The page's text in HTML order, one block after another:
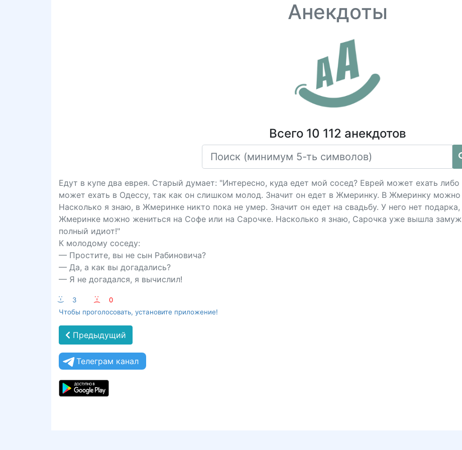
Анекдоты
Всего 10 112 анекдотов
Едут в купе два еврея. Старый думает: "Интересно, куда едет мой сосед? Еврей может ехать
может ехать в Одессу, так как он слишком молод. Значит он едет в Жмеринку. В Жмеринку можно
Насколько я знаю, в Жмеринке никто пока не умер. Значит он едет на свадьбу. У него нет
Жмеринке можно жениться на Софе или на Сарочке. Насколько я знаю, Сарочка уже вышла
полный идиот!"
К молодому соседу:
— Простите, вы не сын Рабиновича?
— Да, а как вы догадались?
— Я не догадался, я вычислил!
:-) 3 :-(
0
Чтобы проголосовать, установите приложение!
Предыдущий
Телеграм канал